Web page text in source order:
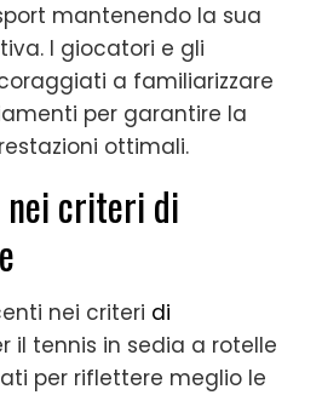
mantenendo la sua
I giocatori e gli
a familiarizzare
per garantire la
ottimali.
nei criteri di
nei criteri di
il tennis in sedia a rotelle
per riflettere meglio le